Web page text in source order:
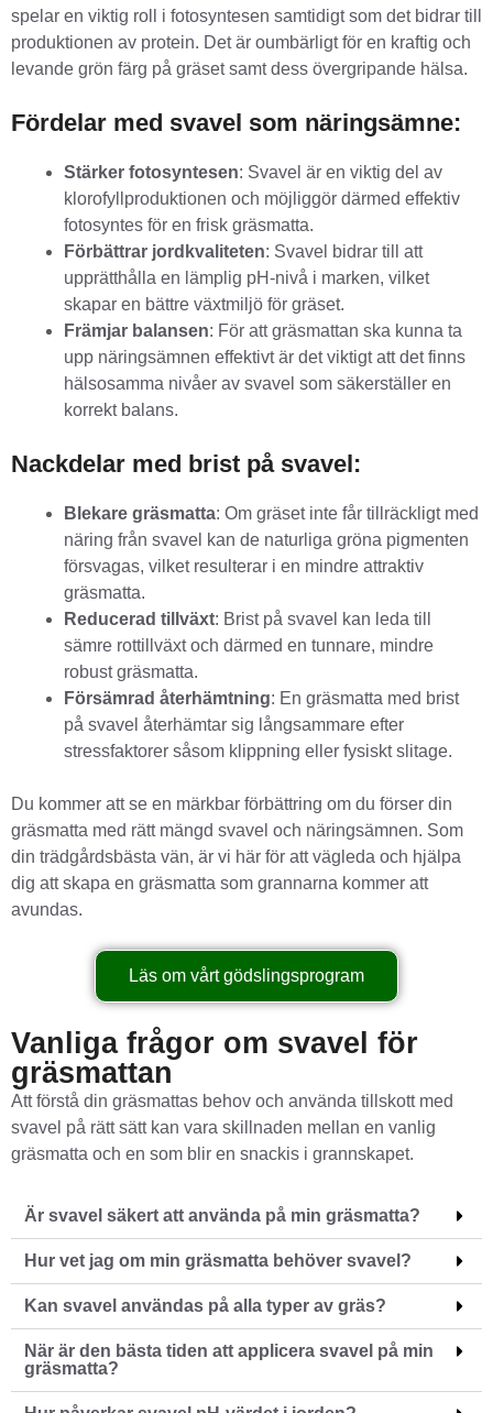
spelar en viktig roll i fotosyntesen samtidigt som det bidrar till
produktionen av protein. Det är oumbärligt för en kraftig och
levande grön färg på gräset samt dess övergripande hälsa.
Fördelar med svavel som näringsämne:
Stärker fotosyntesen: Svavel är en viktig del av
klorofyllproduktionen och möjliggör därmed effektiv
fotosyntes för en frisk gräsmatta.
Förbättrar jordkvaliteten: Svavel bidrar till att
upprätthålla en lämplig pH-nivå i marken, vilket
skapar en bättre växtmiljö för gräset.
Främjar balansen: För att gräsmattan ska kunna ta
upp näringsämnen effektivt är det viktigt att det finns
hälsosamma nivåer av svavel som säkerställer en
korrekt balans.
Nackdelar med brist på svavel:
Blekare gräsmatta: Om gräset inte får tillräckligt med
näring från svavel kan de naturliga gröna pigmenten
försvagas, vilket resulterar i en mindre attraktiv
gräsmatta.
Reducerad tillväxt: Brist på svavel kan leda till
sämre rottillväxt och därmed en tunnare, mindre
robust gräsmatta.
Försämrad återhämtning: En gräsmatta med brist
på svavel återhämtar sig långsammare efter
stressfaktorer såsom klippning eller fysiskt slitage.
Du kommer att se en märkbar förbättring om du förser din
gräsmatta med rätt mängd svavel och näringsämnen. Som
din trädgårdsbästa vän, är vi här för att vägleda och hjälpa
dig att skapa en gräsmatta som grannarna kommer att
avundas.
Läs om vårt gödslingsprogram
Vanliga frågor om svavel för
gräsmattan
Att förstå din gräsmattas behov och använda tillskott med
svavel på rätt sätt kan vara skillnaden mellan en vanlig
gräsmatta och en som blir en snackis i grannskapet.
Är svavel säkert att använda på min gräsmatta?
Hur vet jag om min gräsmatta behöver svavel?
Kan svavel användas på alla typer av gräs?
När är den bästa tiden att applicera svavel på min
gräsmatta?